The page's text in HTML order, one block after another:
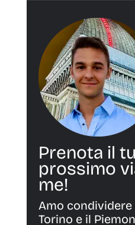
Prenota il
prossimo
me!
Amo
Torino e il